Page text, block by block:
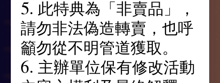
5. 此特典為「非賣品」，
請勿非法偽造轉賣，也呼
籲勿從不明管道獲取。
6. 主辦單位保有修改活動